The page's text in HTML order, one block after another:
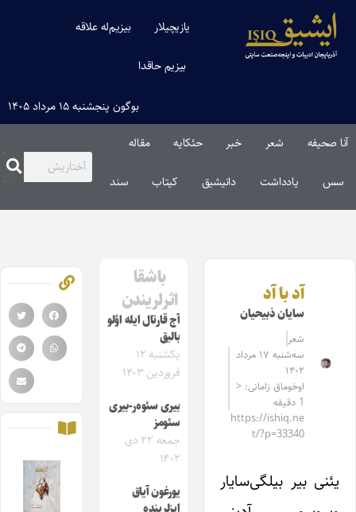
یازیچیلار بیزیم‌له علاقه
بیزیم حاقدا
بوگون پنجشنبه ۱۵ مرداد ۱۴۰۵
آنا صحیفه شعر خبر حئکایه مقاله‌
سس یادداشت دانیشیق کیتاب سند
آد با آد
سایان ذبیحیان
شعر
سه‌شنبه ۱۷ مرداد
۱۴۰۲
اوخوماق زامانی: <
1 دقیقه
https://ishiq.ne
t/?p=33340
یئنی بیر بیلگی‌سایار
باشقا
اثرلریندن
آج قارتال ایله اؤلو
بالیق
یکشنبه ۱۲
فروردین ۱۴۰۳
بیری سئوه‌ر-بیری
سئومز
جمعه ۲۲ دی
۱۴۰۲
یورغون آیاق